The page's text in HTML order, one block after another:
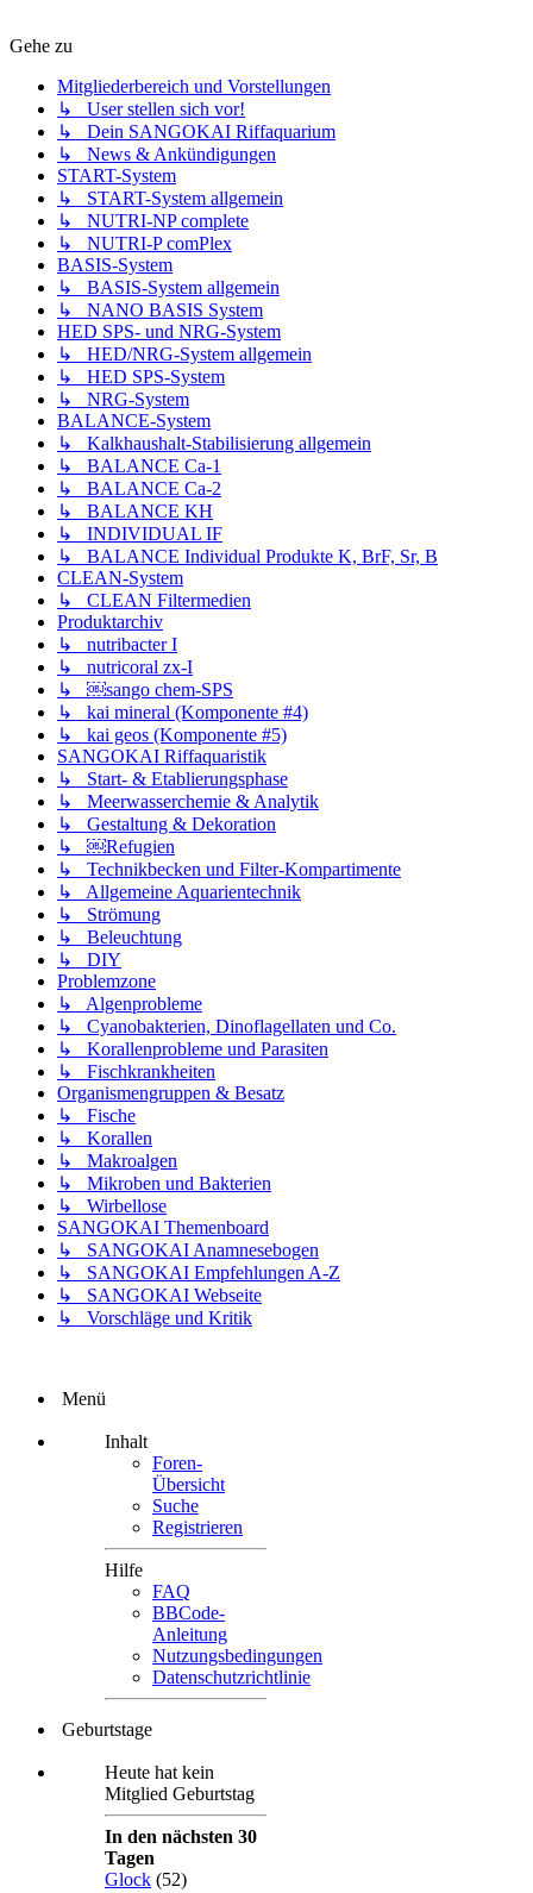
Gehe zu
Mitgliederbereich und Vorstellungen
↳ User stellen sich vor!
↳ Dein SANGOKAI Riffaquarium
↳ News & Ankündigungen
START-System
↳ START-System allgemein
↳ NUTRI-NP complete
↳ NUTRI-P comPlex
BASIS-System
↳ BASIS-System allgemein
↳ NANO BASIS System
HED SPS- und NRG-System
↳ HED/NRG-System allgemein
↳ HED SPS-System
↳ NRG-System
BALANCE-System
↳ Kalkhaushalt-Stabilisierung allgemein
↳ BALANCE Ca-1
↳ BALANCE Ca-2
↳ BALANCE KH
↳ INDIVIDUAL IF
↳ BALANCE Individual Produkte K, BrF, Sr, B
CLEAN-System
↳ CLEAN Filtermedien
Produktarchiv
↳ nutribacter I
↳ nutricoral zx-I
↳ ￼sango chem-SPS
↳ kai mineral (Komponente #4)
↳ kai geos (Komponente #5)
SANGOKAI Riffaquaristik
↳ Start- & Etablierungsphase
↳ Meerwasserchemie & Analytik
↳ Gestaltung & Dekoration
↳ ￼Refugien
↳ Technikbecken und Filter-Kompartimente
↳ Allgemeine Aquarientechnik
↳ Strömung
↳ Beleuchtung
↳ DIY
Problemzone
↳ Algenprobleme
↳ Cyanobakterien, Dinoflagellaten und Co.
↳ Korallenprobleme und Parasiten
↳ Fischkrankheiten
Organismengruppen & Besatz
↳ Fische
↳ Korallen
↳ Makroalgen
↳ Mikroben und Bakterien
↳ Wirbellose
SANGOKAI Themenboard
↳ SANGOKAI Anamnesebogen
↳ SANGOKAI Empfehlungen A-Z
↳ SANGOKAI Webseite
↳ Vorschläge und Kritik
Menü
Inhalt
Foren-
Übersicht
Suche
Registrieren
Hilfe
FAQ
BBCode-
Anleitung
Nutzungsbedingungen
Datenschutzrichtlinie
Geburtstage
Heute hat kein
Mitglied Geburtstag
In den nächsten 30
Tagen
Glock (52)